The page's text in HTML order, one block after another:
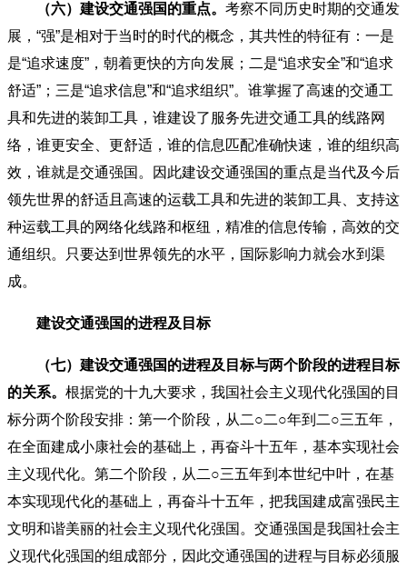
（六）建设交通强国的重点。 考察不同历史时期的交通发
展，“强”是相对于当时的时代的概念，其共性的特征有：一是
是“追求速度”，朝着更快的方向发展；二是“追求安全”和“追求
舒适”；三是“追求信息”和“追求组织”。谁掌握了高速的交通工
具和先进的装卸工具，谁建设了服务先进交通工具的线路网
络，谁更安全、更舒适，谁的信息匹配准确快速，谁的组织高
效，谁就是交通强国。因此建设交通强国的重点是当代及今后
领先世界的舒适且高速的运载工具和先进的装卸工具、支持这
种运载工具的网络化线路和枢纽，精准的信息传输，高效的交
通组织。只要达到世界领先的水平，国际影响力就会水到渠
成。
建设交通强国的进程及目标
（七）建设交通强国的进程及目标与两个阶段的进程目标
的关系。 根据党的十九大要求，我国社会主义现代化强国的目
标分两个阶段安排：第一个阶段，从二○二○年到二○三五年，
在全面建成小康社会的基础上，再奋斗十五年，基本实现社会
主义现代化。第二个阶段，从二○三五年到本世纪中叶，在基
本实现现代化的基础上，再奋斗十五年，把我国建成富强民主
文明和谐美丽的社会主义现代化强国。交通强国是我国社会主
义现代化强国的组成部分，因此交通强国的进程与目标必须服